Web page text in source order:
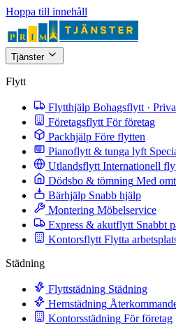
Hoppa till innehåll
Tjänster
Flytt
Flytthjälp Bohagsflytt ·
Företagsflytt För företag
Packhjälp Före flytten
Pianoflytt & tunga lyft
Utlandsflytt Internationell
Dödsbo & tömning Med
Bärhjälp Snabb hjälp
Montering Möbelservice
Express & akutflytt Snabbt
Kontorsflytt Flytta
Städning
Flyttstädning Städning
Hemstädning
Kontorsstädning För företag